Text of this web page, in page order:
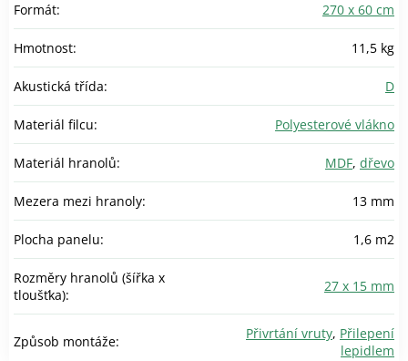
Formát: 270 x 60 cm
Hmotnost: 11,5 kg
Akustická třída: D
Materiál filcu: Polyesterové vlákno
Materiál hranolů: MDF, dřevo
Mezera mezi hranoly: 13 mm
Plocha panelu: 1,6 m2
Rozměry hranolů (šířka x
tloušťka):
27 x 15 mm
Způsob montáže: Přivrtání vruty, Přilepení
lepidlem